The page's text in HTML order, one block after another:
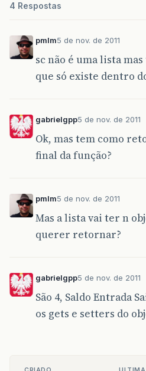
4 Respostas
pmlm5 de nov. de 2011
sc não é uma lista
que só existe dentro
gabrielgpp5 de nov. de 2011
Ok, mas tem como
final da função?
pmlm5 de nov. de 2011
Mas a lista vai ter n
querer retornar?
gabrielgpp5 de nov. de 2011
São 4, Saldo Entrada
os gets e setters do